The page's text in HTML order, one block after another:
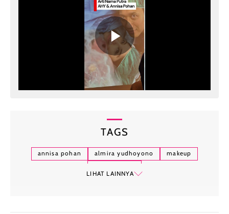
TAGS
annisa pohan almira yudhoyono
makeup
LIHAT LAINNYA